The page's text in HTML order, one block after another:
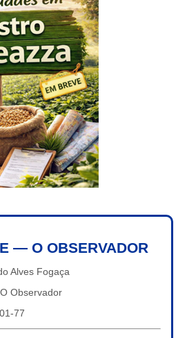
— O OBSERVADOR
Alves Fogaça
Observador
77